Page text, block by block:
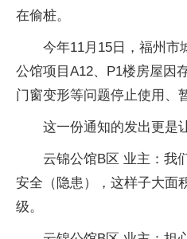
在偷桩。
今年11月15日，福州市
公馆项目A12、P1楼房屋因
门窗变形等问题停止使用、
这一份通知的发出更是
云锦公馆B区 业主：我
安全（隐患），这样子大面
级。